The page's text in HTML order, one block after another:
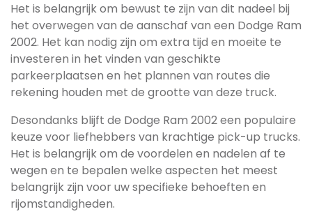
Het is belangrijk om bewust te zijn van dit nadeel bij
het overwegen van de aanschaf van een Dodge Ram
2002. Het kan nodig zijn om extra tijd en moeite te
investeren in het vinden van geschikte
parkeerplaatsen en het plannen van routes die
rekening houden met de grootte van deze truck.
Desondanks blijft de Dodge Ram 2002 een populaire
keuze voor liefhebbers van krachtige pick-up trucks.
Het is belangrijk om de voordelen en nadelen af te
wegen en te bepalen welke aspecten het meest
belangrijk zijn voor uw specifieke behoeften en
rijomstandigheden.